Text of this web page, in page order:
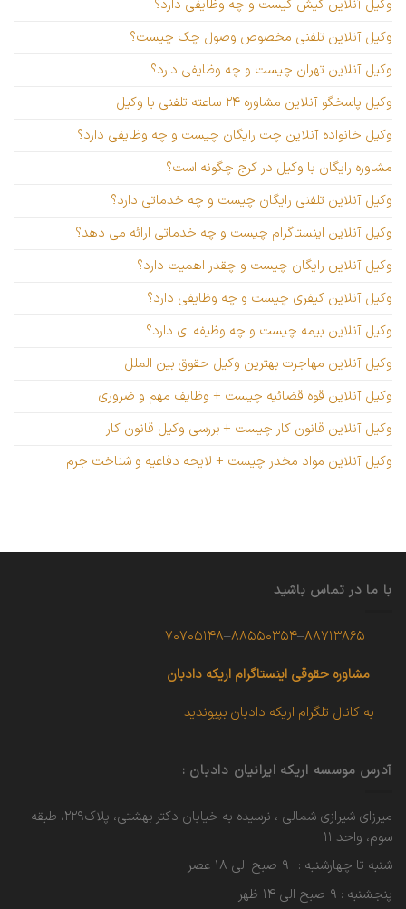
وکیل آنلاین کیش کیست و چه وظایفی دارد؟
وکیل آنلاین تلفنی مخصوص وصول چک چیست؟
وکیل آنلاین تهران چیست و چه وظایفی دارد؟
وکیل پاسخگو آنلاین-مشاوره ۲۴ ساعته تلفنی با وکیل
وکیل خانواده آنلاین چت رایگان چیست و چه وظایفی دارد؟
مشاوره رایگان با وکیل در کرج چگونه است؟
وکیل آنلاین تلفنی رایگان چیست و چه خدماتی دارد؟
وکیل آنلاین اینستاگرام چیست و چه خدماتی ارائه می دهد؟
وکیل آنلاین رایگان چیست و چقدر اهمیت دارد؟
وکیل آنلاین کیفری چیست و چه وظایفی دارد؟
وکیل آنلاین بیمه چیست و چه وظیفه ای دارد؟
وکیل آنلاین مهاجرت بهترین وکیل حقوق بین الملل
وکیل آنلاین قوه قضائیه چیست + وظایف مهم و ضروری
وکیل آنلاین قانون کار چیست + بررسی وکیل قانون کار
وکیل آنلاین مواد مخدر چیست + لایحه دفاعیه و شناخت جرم
با ما در تماس باشید
۸۸۷۱۳۸۶۵–۸۸۵۵۰۳۵۴–۷۰۷۰۵۱۴۸
مشاوره حقوقی اینستاگرام اریکه دادبان
به کانال تلگرام اریکه دادبان بپیوندید
آدرس موسسه اریکه ایرانیان دادبان :
میرزای شیرازی شمالی ، نرسیده به خیابان دکتر بهشتی، پلاک۲۲۹، طبقه
سوم، واحد ۱۱
شنبه تا چهارشنبه : ۹ صبح الی ۱۸ عصر
پنجشنبه : ۹ صبح الی ۱۴ ظهر